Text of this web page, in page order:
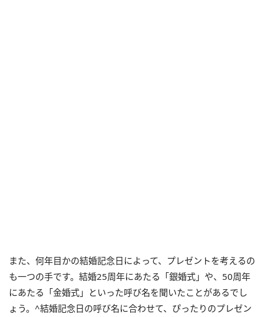
また、何年目かの結婚記念日によって、プレゼントを考えるの
も一つの手です。結婚25周年にあたる「銀婚式」や、50周年
にあたる「金婚式」といった呼び名を聞いたことがあるでし
ょう。^結婚記念日の呼び名に合わせて、ぴったりのプレゼン